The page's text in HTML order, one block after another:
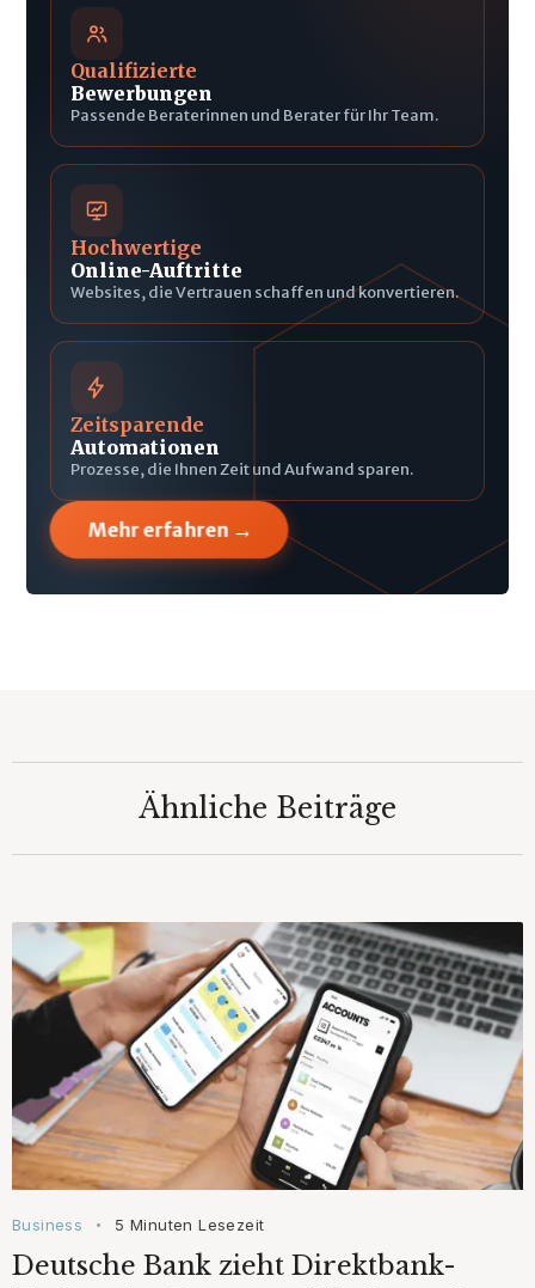
Qualifizierte
Bewerbungen
Passende Beraterinnen und Berater für Ihr Team.
Hochwertige
Online-Auftritte
Websites, die Vertrauen schaffen und konvertieren.
Zeitsparende
Automationen
Prozesse, die Ihnen Zeit und Aufwand sparen.
Mehr erfahren →
Ähnliche Beiträge
Business • 5 Minuten Lesezeit
Deutsche Bank zieht Direktbank-